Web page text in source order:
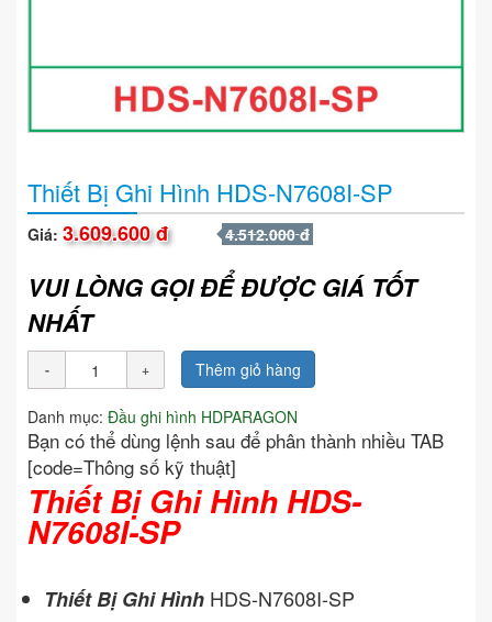
Thiết Bị Ghi Hình HDS-N7608I-SP
Giá: 3.609.600 đ 4.512.000 đ
VUI LÒNG GỌI ĐỂ ĐƯỢC GIÁ TỐT
NHẤT
Thêm giỏ hàng
Danh mục: Đầu ghi hình HDPARAGON
Bạn có thể dùng lệnh sau để phân thành nhiều TAB
[code=Thông số kỹ thuật]
Thiết Bị Ghi Hình HDS-
N7608I-SP
Thiết Bị Ghi Hình HDS-N7608I-SP